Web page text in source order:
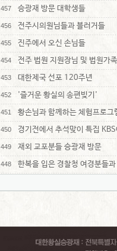
457 승광재 방문 대학생들
456 전주시의원님들과 블러거들
455 진주에서 오신 손님들
454 전주 법원 지원장님 및 법원가
453 대한제국 선포 120주년
452 '즐거운 황실의 송편빚기'
451 황손님과 함께하는 체험프로그
450 경기전에서 추석맞이 특집
449 재외 교포분들 승광재 방문
448 한복을 입은 경찰청 여경분들